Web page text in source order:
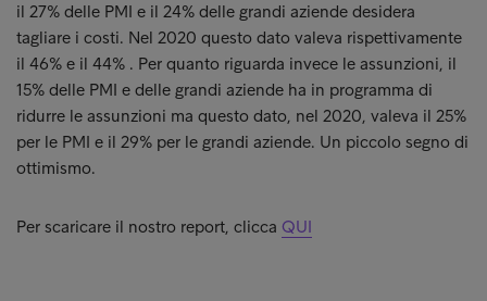
il 27% delle PMI e il 24% delle grandi aziende desidera
tagliare i costi. Nel 2020 questo dato valeva rispettivamente
il 46% e il 44% . Per quanto riguarda invece le assunzioni, il
15% delle PMI e delle grandi aziende ha in programma di
ridurre le assunzioni ma questo dato, nel 2020, valeva il 25%
per le PMI e il 29% per le grandi aziende. Un piccolo segno di
ottimismo.
Per scaricare il nostro report, clicca QUI